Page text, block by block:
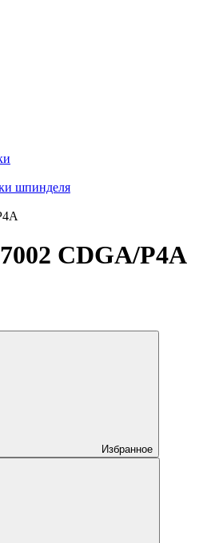
шпинделя
CDGA/P4A
Избранное